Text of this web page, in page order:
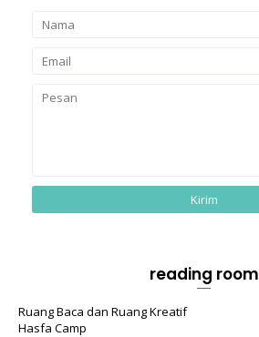
reading room
Ruang Baca dan Ruang Kreatif
Hasfa Camp